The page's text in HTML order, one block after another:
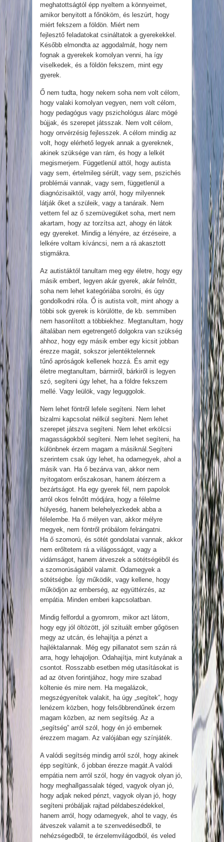
meghatottságtól épp nyeltem a könnyeimet,
amikor benyitott a főnököm, és leszúrt, hogy
miért fekszem a földön. Miért nem
fejlesztő feladatokat csináltatok a gyerekekkel.
Később elmondta az aggodalmát, hogy nem
fognak a gyerekek komolyan venni, ha így
viselkedek, és a földön fekszem, mint egy
gyerek.
Ő nem tudta, hogy nekem soha nem volt célom,
hogy valaki komolyan vegyen, nem volt célom,
hogy pedagógus vagy pszichológus álarc mögé
bújjak, és szerepet játsszak. Nem volt célom,
hogy orrvérzésig fejlesszek. A célom mindig az
volt, hogy elérhető legyek annak a gyereknek,
akinek szüksége van rám, és hogy a lelkét
megismerjem. Függetlenül attól, hogy autista
vagy sem, értelmileg sérült, vagy sem, pszichés
problémái vannak, vagy sem, függetlenül a
diagnózisaiktól, vagy arról, hogy milyennek
látják őket a szüleik, vagy a tanáraik. Nem
vettem fel az ő szemüvegüket soha, mert nem
akartam, hogy az torzítsa azt, ahogy én látok
egy gyereket. Mindig a lényére, az érzéseire, a
lelkére voltam kíváncsi, nem a rá akasztott
stigmákra.
Az autistáktól tanultam meg egy életre, hogy egy
másik embert, legyen akár gyerek, akár felnőtt,
soha nem lehet kategóriába sorolni, és úgy
gondolkodni róla. Ő is autista volt, mint ahogy a
többi sok gyerek is körülötte, de kb. semmiben
nem hasonlított a többiekhez. Megtanultam, hogy
általában nem egetrengető dolgokra van szükség
ahhoz, hogy egy másik ember egy kicsit jobban
érezze magát, sokszor jelentéktelennek
tűnő apróságok kellenek hozzá. És amit egy
életre megtanultam, bármiről, bárkiről is legyen
szó, segíteni úgy lehet, ha a földre fekszem
mellé. Vagy leülök, vagy leguggolok.
Nem lehet föntről lefele segíteni. Nem lehet
bizalmi kapcsolat nélkül segíteni. Nem lehet
szerepet játszva segíteni. Nem lehet erkölcsi
magasságokból segíteni. Nem lehet segíteni, ha
különbnek érzem magam a másiknál.Segíteni
szerintem csak úgy lehet, ha odamegyek, ahol a
másik van. Ha ő bezárva van, akkor nem
nyitogatom erőszakosan, hanem átérzem a
bezártságot. Ha egy gyerek fél, nem papolok
arról okos felnőtt módjára, hogy a félelme
hülyeség, hanem belehelyezkedek abba a
félelembe. Ha ő mélyen van, akkor mélyre
megyek, nem föntről próbálom felrángatni.
Ha ő szomorú, és sötét gondolatai vannak, akkor
nem erőltetem rá a világosságot, vagy a
vidámságot, hanem átveszek a sötétségéből és
a szomorúságából valamit. Odamegyek a
sötétségbe. Így működik, vagy kellene, hogy
működjön az emberség, az együttérzés, az
empátia. Minden emberi kapcsolatban.
Mindig felfordul a gyomrom, mikor azt látom,
hogy egy jól öltözött, jól szituált ember gőgösen
megy az utcán, és lehajítja a pénzt a
hajléktalannak. Még egy pillanatot sem szán rá
arra, hogy lehajoljon. Odahajítja, mint kutyának a
csontot. Rosszabb esetben még utasításokat is
ad az ötven forintjához, hogy mire szabad
költenie és mire nem. Ha megalázok,
megszégyenítek valakit, ha úgy „segítek”, hogy
lenézem közben, hogy felsőbbrendűnek érzem
magam közben, az nem segítség. Az a
„segítség” arról szól, hogy én jó embernek
érezzem magam. Az valójában egy színjáték.
A valódi segítség mindig arról szól, hogy akinek
épp segítünk, ő jobban érezze magát.A valódi
empátia nem arról szól, hogy én vagyok olyan jó,
hogy meghallgassalak téged, vagyok olyan jó,
hogy adjak neked pénzt, vagyok olyan jó, hogy
segíteni próbáljak rajtad példabeszédekkel,
hanem arról, hogy odamegyek, ahol te vagy, és
átveszek valamit a te szenvedésedből, te
nehézségedből, te érzelemvilágodból, és veled